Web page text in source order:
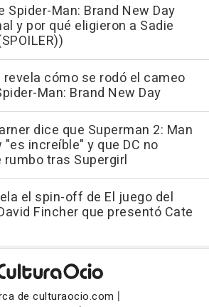
Spider-Man: Brand New Day
y por qué eligieron a Sadie
revela cómo se rodó el cameo
Man: Brand New Day
dice que Superman 2: Man
increíble" y que DC no
tras Supergirl
el spin-off de El juego del
Fincher que presentó Cate
de culturaocio.com |